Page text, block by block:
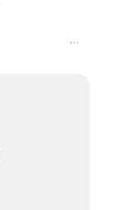
···